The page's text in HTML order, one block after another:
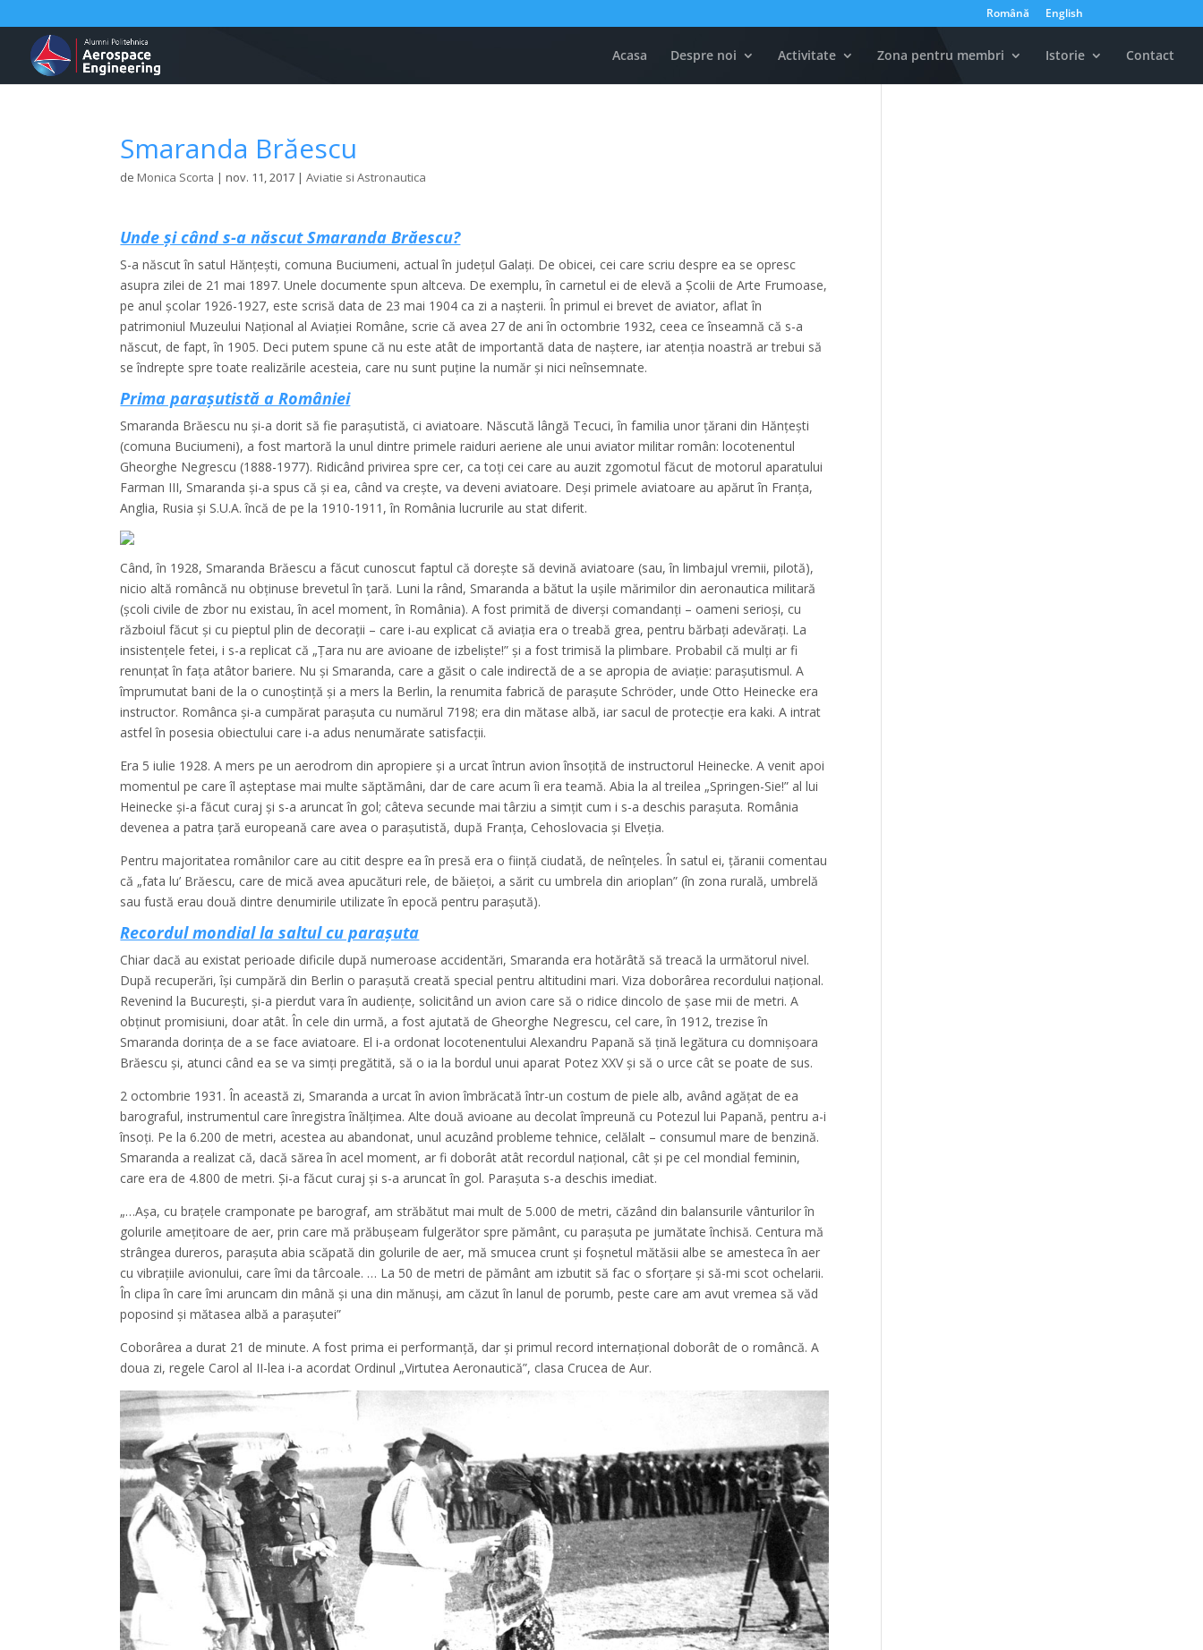
Română English
Acasa Despre noi Activitate Zona pentru membri Istorie Contact
Smaranda Brăescu
de Monica Scorta |nov. 11, 2017 |Aviatie si Astronautica
Unde și când s-a născut Smaranda Brăescu?
S-a născut în satul Hănțești, comuna Buciumeni, actual în județul Galați. De obicei, cei care scriu despre ea se opresc
asupra zilei de 21 mai 1897. Unele documente spun altceva. De exemplu, în carnetul ei de elevă a Şcolii de Arte Frumoase,
pe anul şcolar 1926-1927, este scrisă data de 23 mai 1904 ca zi a naşterii. În primul ei brevet de aviator, aflat în
patrimoniul Muzeului Naţional al Aviaţiei Române, scrie că avea 27 de ani în octombrie 1932, ceea ce înseamnă că s-a
născut, de fapt, în 1905. Deci putem spune că nu este atât de importantă data de naștere, iar atenția noastră ar trebui să
se îndrepte spre toate realizările acesteia, care nu sunt puține la număr și nici neînsemnate.
Prima parașutistă a României
Smaranda Brăescu nu şi-a dorit să fie paraşutistă, ci aviatoare. Născută lângă Tecuci, în familia unor ţărani din Hănţeşti
(comuna Buciumeni), a fost martoră la unul dintre primele raiduri aeriene ale unui aviator militar român: locotenentul
Gheorghe Negrescu (1888-1977). Ridicând privirea spre cer, ca toţi cei care au auzit zgomotul făcut de motorul aparatului
Farman III, Smaranda şi-a spus că şi ea, când va creşte, va deveni aviatoare. Deşi primele aviatoare au apărut în Franţa,
Anglia, Rusia şi S.U.A. încă de pe la 1910-1911, în România lucrurile au stat diferit.
Când, în 1928, Smaranda Brăescu a făcut cunoscut faptul că doreşte să devină aviatoare (sau, în limbajul vremii, pilotă),
nicio altă româncă nu obţinuse brevetul în ţară. Luni la rând, Smaranda a bătut la uşile mărimilor din aeronautica militară
(şcoli civile de zbor nu existau, în acel moment, în România). A fost primită de diverşi comandanţi – oameni serioşi, cu
războiul făcut şi cu pieptul plin de decoraţii – care i-au explicat că aviaţia era o treabă grea, pentru bărbaţi adevăraţi. La
insistenţele fetei, i s-a replicat că „Ţara nu are avioane de izbelişte!” şi a fost trimisă la plimbare. Probabil că mulţi ar fi
renunţat în faţa atâtor bariere. Nu şi Smaranda, care a găsit o cale indirectă de a se apropia de aviaţie: paraşutismul. A
împrumutat bani de la o cunoştinţă şi a mers la Berlin, la renumita fabrică de paraşute Schröder, unde Otto Heinecke era
instructor. Românca şi-a cumpărat paraşuta cu numărul 7198; era din mătase albă, iar sacul de protecţie era kaki. A intrat
astfel în posesia obiectului care i-a adus nenumărate satisfacţii.
Era 5 iulie 1928. A mers pe un aerodrom din apropiere şi a urcat întrun avion însoţită de instructorul Heinecke. A venit apoi
momentul pe care îl aşteptase mai multe săptămâni, dar de care acum îi era teamă. Abia la al treilea „Springen-Sie!” al lui
Heinecke şi-a făcut curaj şi s-a aruncat în gol; câteva secunde mai târziu a simţit cum i s-a deschis paraşuta. România
devenea a patra ţară europeană care avea o paraşutistă, după Franţa, Cehoslovacia şi Elveţia.
Pentru majoritatea românilor care au citit despre ea în presă era o fiinţă ciudată, de neînţeles. În satul ei, ţăranii comentau
că „fata lu’ Brăescu, care de mică avea apucături rele, de băieţoi, a sărit cu umbrela din arioplan” (în zona rurală, umbrelă
sau fustă erau două dintre denumirile utilizate în epocă pentru paraşută).
Recordul mondial la saltul cu parașuta
Chiar dacă au existat perioade dificile după numeroase accidentări, Smaranda era hotărâtă să treacă la următorul nivel.
După recuperări, își cumpără din Berlin o parașută creată special pentru altitudini mari. Viza doborârea recordului naţional.
Revenind la Bucureşti, şi-a pierdut vara în audienţe, solicitând un avion care să o ridice dincolo de şase mii de metri. A
obţinut promisiuni, doar atât. În cele din urmă, a fost ajutată de Gheorghe Negrescu, cel care, în 1912, trezise în
Smaranda dorinţa de a se face aviatoare. El i-a ordonat locotenentului Alexandru Papană să ţină legătura cu domnişoara
Brăescu şi, atunci când ea se va simţi pregătită, să o ia la bordul unui aparat Potez XXV şi să o urce cât se poate de sus.
2 octombrie 1931. În această zi, Smaranda a urcat în avion îmbrăcată într-un costum de piele alb, având agăţat de ea
barograful, instrumentul care înregistra înălţimea. Alte două avioane au decolat împreună cu Potezul lui Papană, pentru a-i
însoţi. Pe la 6.200 de metri, acestea au abandonat, unul acuzând probleme tehnice, celălalt – consumul mare de benzină.
Smaranda a realizat că, dacă sărea în acel moment, ar fi doborât atât recordul naţional, cât şi pe cel mondial feminin,
care era de 4.800 de metri. Şi-a făcut curaj şi s-a aruncat în gol. Parașuta s-a deschis imediat.
„…Aşa, cu braţele cramponate pe barograf, am străbătut mai mult de 5.000 de metri, căzând din balansurile vânturilor în
golurile ameţitoare de aer, prin care mă prăbuşeam fulgerător spre pământ, cu paraşuta pe jumătate închisă. Centura mă
strângea dureros, paraşuta abia scăpată din golurile de aer, mă smucea crunt şi foşnetul mătăsii albe se amesteca în aer
cu vibraţiile avionului, care îmi da târcoale. … La 50 de metri de pământ am izbutit să fac o sforţare şi să-mi scot ochelarii.
În clipa în care îmi aruncam din mână şi una din mănuşi, am căzut în lanul de porumb, peste care am avut vremea să văd
poposind şi mătasea albă a paraşutei”
Coborârea a durat 21 de minute. A fost prima ei performanţă, dar şi primul record internaţional doborât de o româncă. A
doua zi, regele Carol al II-lea i-a acordat Ordinul „Virtutea Aeronautică”, clasa Crucea de Aur.